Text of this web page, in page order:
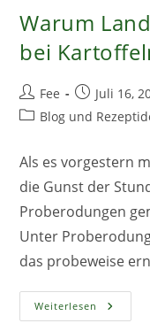
Warum
bei
Beitrags-
Autor:
Fee
BeitragJuli 16,
Beitrags-
Blog und
Als es vorgestern
die Gunst der
Proberodungen
Unter
das probeweise
Weiterlesen Warum